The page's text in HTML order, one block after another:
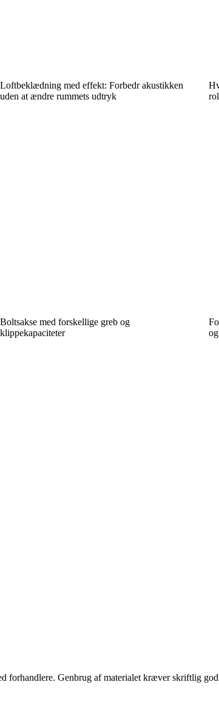
Loftbeklædning med effekt: Forbedr akustikken
uden at ændre rummets udtryk
Boltsakse med forskellige greb og
klippekapaciteter
forhandlere. Genbrug af materialet kræver skriftlig